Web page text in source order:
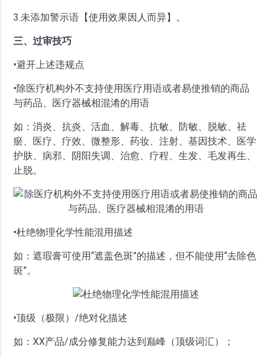
3.未添加警示语【使用效果因人而异】。
三、过审技巧
•避开上述违规点
•除医疗机构外不支持使用医疗用语或者易使推销的商品
与药品、医疗器械相混淆的用语
如：消炎、抗炎、活血、解毒、抗敏、防敏、脱敏、祛
瘀、医疗、疗效、微整形、药妆、注射、基因技术、医学
护肤、病邪、阴阳失调、治愈、疗程、生发、毛发再生、
止脱。
•杜绝物理化学性能混用描述
如：遮瑕膏可使用“遮盖色斑”的描述，但不能使用“去除色
斑”。
•顶级（极限）/绝对化描述
如：XX产品/成分修复能力达到巅峰（顶级词汇）；